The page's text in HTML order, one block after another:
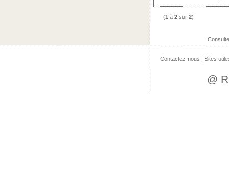
(1 à 2 sur 2)
Contactez-nous | Sites
@